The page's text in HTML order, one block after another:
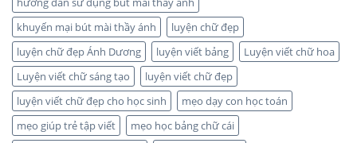
khuyến mại bút mài thầy ánh
luyện chữ đẹp
luyện chữ đẹp Ánh Dương
luyện viết bảng
Luyện viết chữ hoa
Luyện viết chữ sáng tạo
luyện viết chữ đẹp
luyện viết chữ đẹp cho học sinh
mẹo dạy con học toán
mẹo giúp trẻ tập viết
mẹo học bảng chữ cái